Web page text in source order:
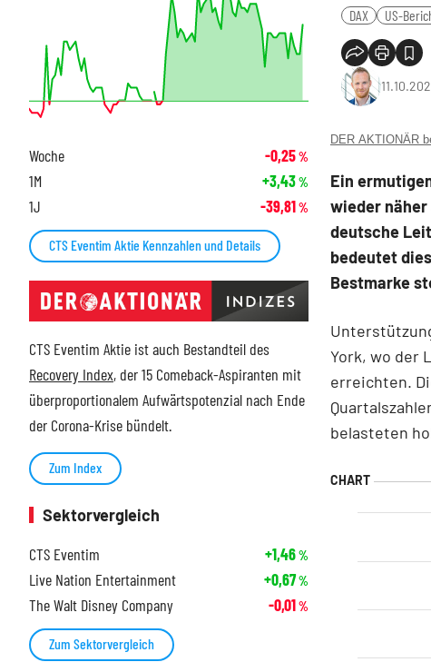
DAX US-
DER AKTIONÄR
Ein
wieder näher
deutsche
bedeutet
Bestmarke
York, wo der
erreichten.
belasteten
Woche -0,25%
1M +3,43%
1J -39,81%
CTS Eventim Aktie Kennzahlen und Details
CTS Eventim Aktie ist auch Bestandteil des
Recovery Index, der 15 Comeback-Aspiranten mit
überproportionalem Aufwärtspotenzial nach Ende
der Corona-Krise bündelt.
Zum Index
Sektorvergleich
CTS Eventim
+1,46%
Live Nation Entertainment +0,67%
The Walt Disney Company -0,01%
Zum Sektorvergleich